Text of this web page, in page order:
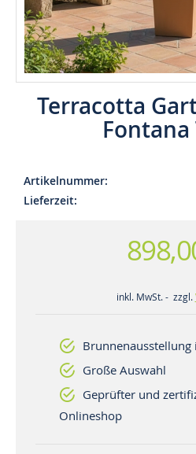
Terracotta
Fontana
Artikelnummer
Lieferzeit
inkl. MwSt. - zzgl.
Große Auswahl
Geprüfter und
Onlineshop